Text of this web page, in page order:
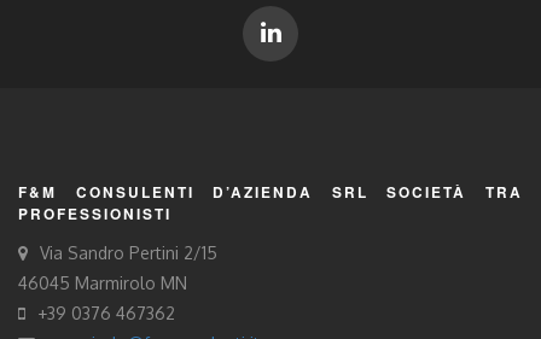
F&M CONSULENTI D’AZIENDA SRL SOCIETÀ TRA
PROFESSIONISTI
Via Sandro Pertini 2/15
46045 Marmirolo MN
+39 0376 467362